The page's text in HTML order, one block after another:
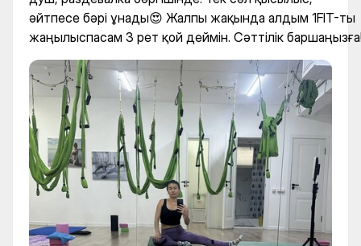
әйтпесе бәрі ұнады😍 Жалпы жақында алдым 1FIT-ты
жаңылыспасам 3 рет қой деймін. Сәттілік